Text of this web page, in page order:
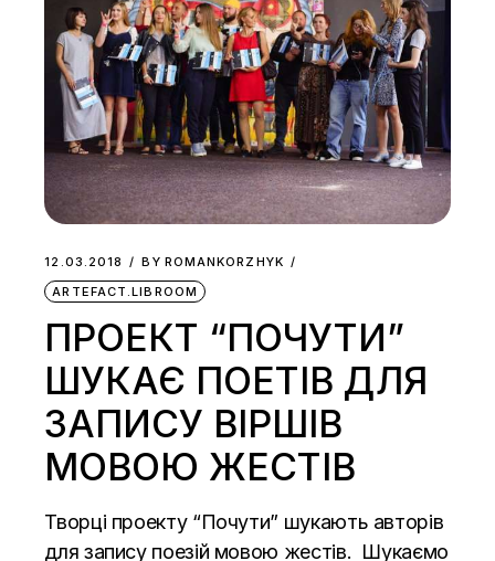
12.03.2018 BY ROMANKORZHYK
ARTEFACT.LIBROOM
ПРОЕКТ “ПОЧУТИ”
ШУКАЄ ПОЕТІВ ДЛЯ
ЗАПИСУ ВІРШІВ
МОВОЮ ЖЕСТІВ
Творці проекту “Почути” шукають авторів
для запису поезій мовою жестів. Шукаємо